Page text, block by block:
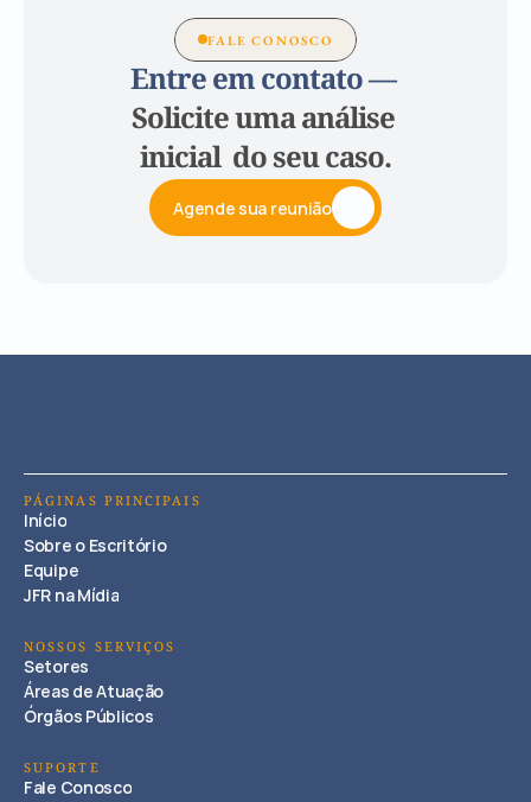
FALE CONOSCO
Entre em contato —
Solicite uma análise
inicial  do seu caso.
Agende sua reunião
PÁGINAS PRINCIPAIS
Início
Sobre o Escritório
Equipe
JFR na Mídia
NOSSOS SERVIÇOS
Setores
Áreas de Atuação
Órgãos Públicos
SUPORTE
Fale Conosco